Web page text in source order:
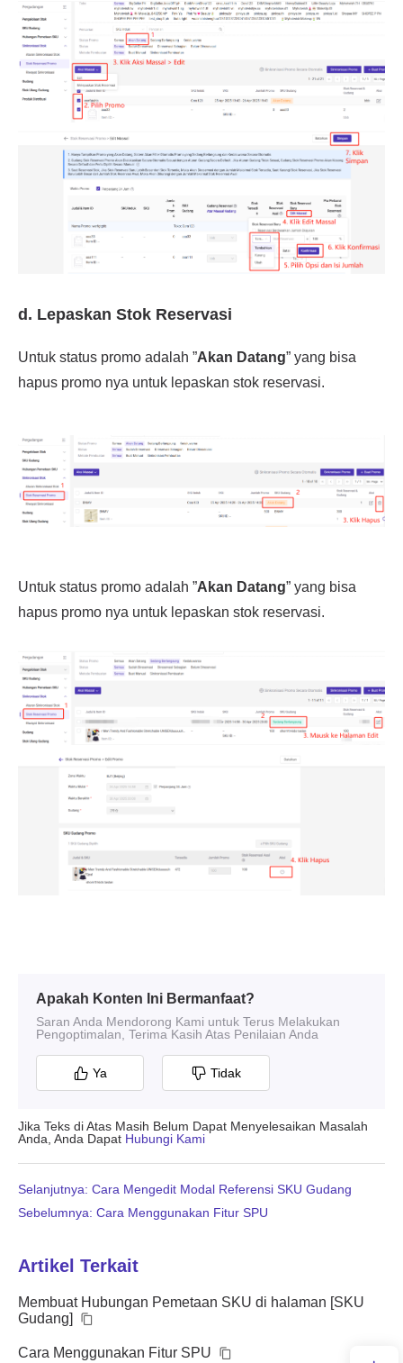
Apakah Konten Ini Bermanfaat?
Saran Anda Mendorong Kami untuk Terus Melakukan
Pengoptimalan, Terima Kasih Atas Penilaian Anda
Ya Tidak
Jika Teks di Atas Masih Belum Dapat Menyelesaikan Masalah
Anda, Anda Dapat Hubungi Kami
Sebelumnya: Cara Menggunakan Fitur SPU
Selanjutnya: Cara Mengedit Modal Referensi SKU Gudang
Artikel Terkait
Membuat Hubungan Pemetaan SKU di halaman [SKU
Gudang]
Cara Menggunakan Fitur SPU